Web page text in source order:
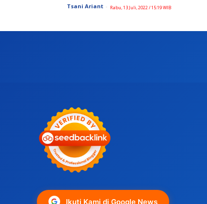
Tsani Ariant - Rabu, 13 Juli, 2022 / 15:19 WIB
Ikuti Kami di Google News